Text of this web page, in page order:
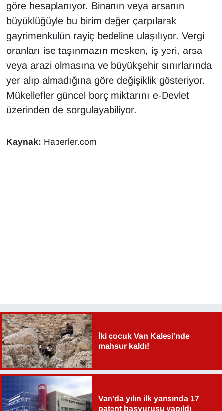
göre hesaplanıyor. Binanın veya arsanın
büyüklüğüyle bu birim değer çarpılarak
gayrimenkulün rayiç bedeline ulaşılıyor. Vergi
oranları ise taşınmazın mesken, iş yeri, arsa
veya arazi olmasına ve büyükşehir sınırlarında
yer alıp almadığına göre değişiklik gösteriyor.
Mükellefler güncel borç miktarını e-Devlet
üzerinden de sorgulayabiliyor.
Kaynak: Haberler.com
İki çocuk Van Kalesi'nde
mahsur kaldı!
Van'da yılın ilk yarısında 17
patent başvurusu yapıldı